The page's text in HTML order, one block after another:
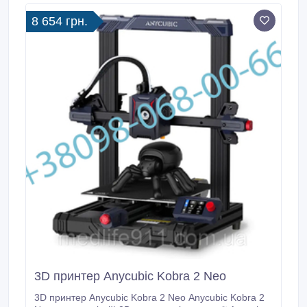
Гбит/с, производительность Layer 3, вес 700 г,
размер 268.
8 654 грн.
3D принтер Anycubic Kobra 2 Neo
3D принтер Anycubic Kobra 2 Neo Anycubic Kobra 2